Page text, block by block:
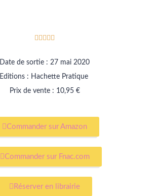
    
Date de sortie : 27 mai 2020
Editions : Hachette Pratique
Prix de vente : 10,95 €
Commander sur Amazon
Commander sur Fnac.com
Réserver en librairie